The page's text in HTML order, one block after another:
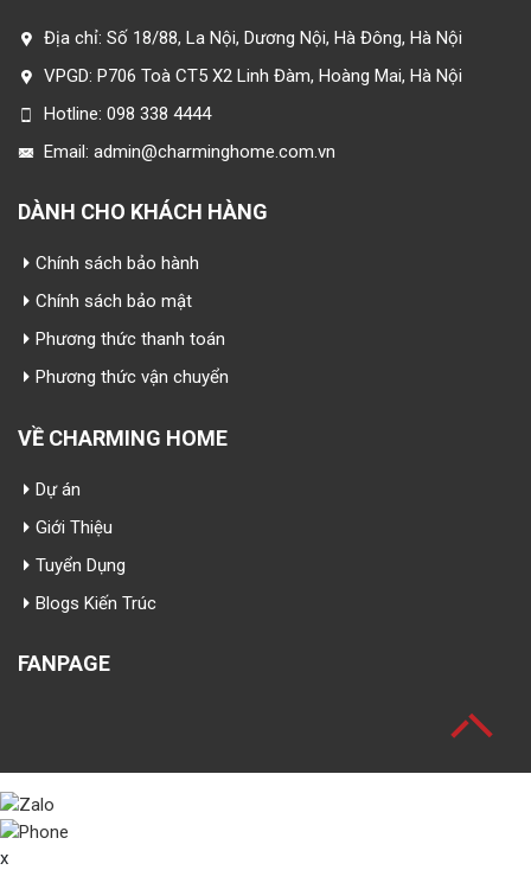
Địa chỉ: Số 18/88, La Nội, Dương Nội, Hà Đông, Hà Nội
VPGD: P706 Toà CT5 X2 Linh Đàm, Hoàng Mai, Hà Nội
Hotline: 098 338 4444
Email: admin@charminghome.com.vn
DÀNH CHO KHÁCH HÀNG
Chính sách bảo hành
Chính sách bảo mật
Phương thức thanh toán
Phương thức vận chuyển
VỀ CHARMING HOME
Dự án
Giới Thiệu
Tuyển Dụng
Blogs Kiến Trúc
FANPAGE
x